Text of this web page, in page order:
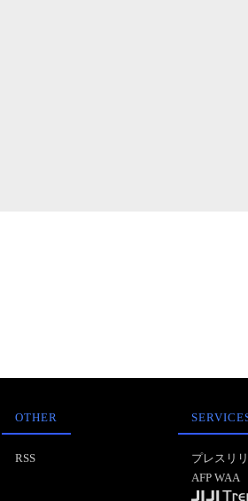
OTHER
RSS
プレスリ
AFP WAA